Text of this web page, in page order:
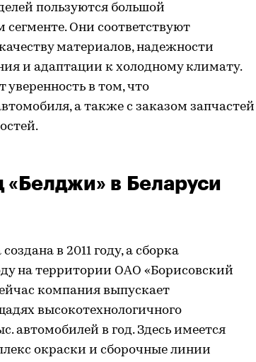
пользуются большой
Они соответствуют
материалов, надежности
и адаптации к холодному климату.
уверенность в том, что
а также с заказом запчастей
«Белджи» в Беларуси
в 2011 году, а сборка
на территории ОАО «Борисовский
компания выпускает
высокотехнологичного
автомобилей в год. Здесь имеется
окраски и сборочные линии